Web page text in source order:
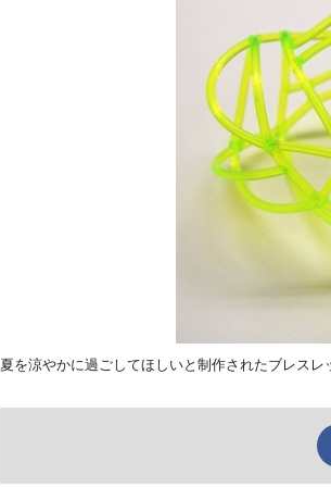
夏を涼やかに過ごしてほしいと制作されたブレスレ